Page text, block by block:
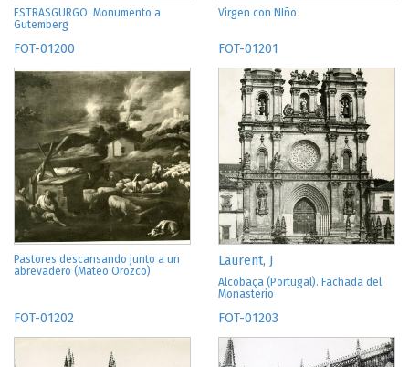
ESTRASGURGO: Monumento a
Gutemberg
Virgen con NIño
FOT-01200
Pastores descansando junto a un
abrevadero (Mateo Orozco)
FOT-01201
Laurent, J
Alcobaça (Portugal). Fachada del
Monasterio
FOT-01202 FOT-01203